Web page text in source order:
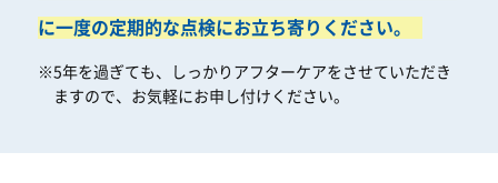
に一度の定期的な点検にお立ち寄りください。
※5年を過ぎても、しっかりアフターケアをさせていただき
ますので、お気軽にお申し付けください。